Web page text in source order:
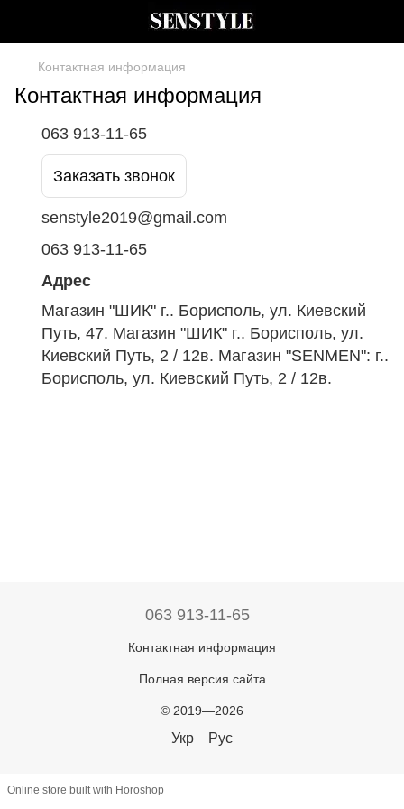
Контактная информация
Контактная информация
063 913-11-65
Заказать звонок
senstyle2019@gmail.com
063 913-11-65
Адрес
Магазин "ШИК" г.. Борисполь, ул. Киевский
Путь, 47. Магазин "ШИК" г.. Борисполь, ул.
Киевский Путь, 2 / 12в. Магазин "SENMEN": г..
Борисполь, ул. Киевский Путь, 2 / 12в.
063 913-11-65
Контактная информация
Полная версия сайта
© 2019—2026
Укр Рус
Online store built with Horoshop